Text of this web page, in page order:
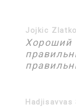
Jojkic
Hadjisavvas